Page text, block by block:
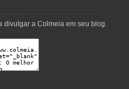
divulgar a Colmeia em seu blog.